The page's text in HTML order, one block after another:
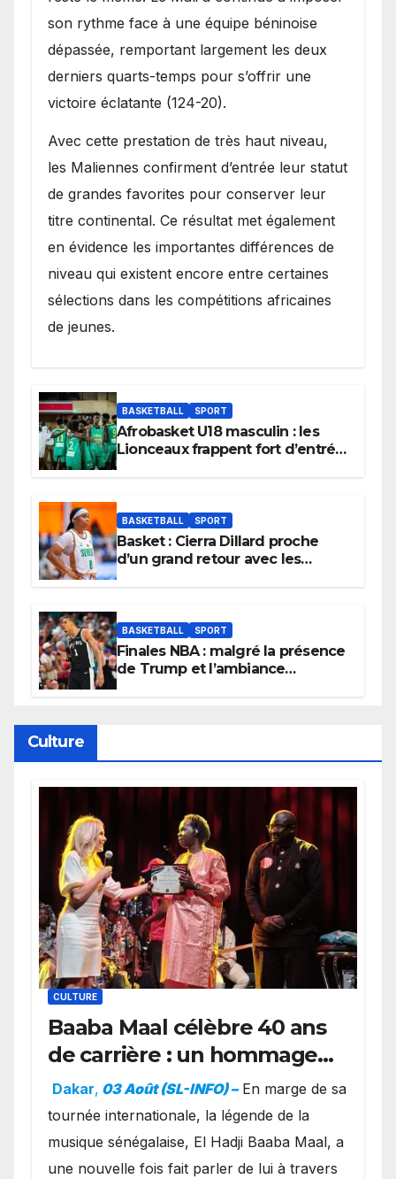
son rythme face à une équipe béninoise
dépassée, remportant largement les deux
derniers quarts-temps pour s’offrir une
victoire éclatante (124-20).
Avec cette prestation de très haut niveau,
les Maliennes confirment d’entrée leur statut
de grandes favorites pour conserver leur
titre continental. Ce résultat met également
en évidence les importantes différences de
niveau qui existent encore entre certaines
sélections dans les compétitions africaines
de jeunes.
BASKETBALL SPORT
Afrobasket U18 masculin : les
Lionceaux frappent fort d’entrée
BASKETBALL SPORT
Basket : Cierra Dillard proche
d’un grand retour avec les
BASKETBALL SPORT
Finales NBA : malgré la présence
de Trump et l’ambiance
Culture
CULTURE
Baaba Maal célèbre 40 ans
de carrière : un hommage
exceptionnel à Oslo en
présence de la famille
royale.
Dakar, 03 Août (SL-INFO) – ​En marge de sa
tournée internationale, la légende de la
musique sénégalaise, El Hadji Baaba Maal, a
une nouvelle fois fait parler de lui à travers